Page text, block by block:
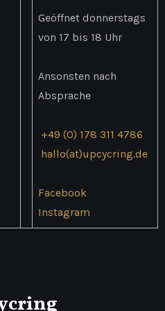
Geöffnet donnerstags
von 17 bis 18 Uhr
Ansonsten nach
Absprache
+49 (0) 178 311 4786
hallo(at)upcycring.de
Facebook
Instagram